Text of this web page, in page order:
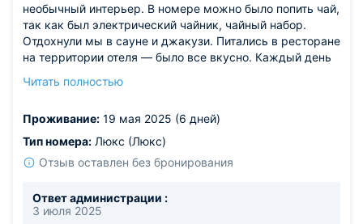
необычный интерьер. В номере можно было попить чай,
так как был электрический чайник, чайный набор.
Отдохнули мы в сауне и джакузи. Питались в ресторане
на территории отеля — было все вкусно. Каждый день
время не увидели даже пылинки. Для ценных вещей в
запомнился красивый вид на море.
Читать полностью
Проживание: 19 мая 2025 (6 дней)
Тип номера: Люкс (Люкс)
Отзыв оставлен без бронирования
Ответ администрации :
3 июля 2025